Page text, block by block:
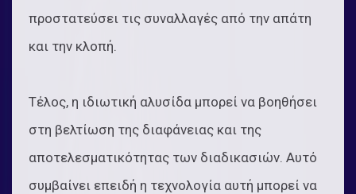
προστατεύσει τις συναλλαγές από την απάτη
και την κλοπή.
Τέλος, η ιδιωτική αλυσίδα μπορεί να βοηθήσει
στη βελτίωση της διαφάνειας και της
αποτελεσματικότητας των διαδικασιών. Αυτό
συμβαίνει επειδή η τεχνολογία αυτή μπορεί να